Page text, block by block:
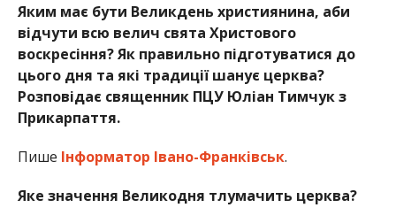
Яким має бути Великдень християнина, аби
відчути всю велич свята Христового
воскресіння? Як правильно підготуватися до
цього дня та які традиції шанує церква?
Розповідає священник ПЦУ Юліан Тимчук з
Прикарпаття.
Пише Інформатор Івано-Франківськ.
Яке значення Великодня тлумачить церква?